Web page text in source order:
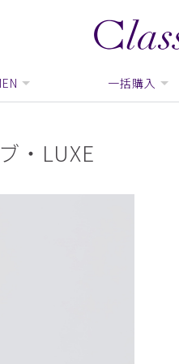
一括購入
・LUXE